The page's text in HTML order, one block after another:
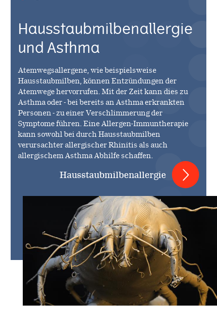
Hausstaubmilbenallergie
und Asthma
Atemwegsallergene, wie beispielsweise
Hausstaubmilben, können Entzündungen der
Atemwege hervorrufen. Mit der Zeit kann dies zu
Asthma oder - bei bereits an Asthma erkrankten
Personen - zu einer Verschlimmerung der
Symptome führen. Eine Allergen-Immuntherapie
kann sowohl bei durch Hausstaubmilben
verursachter allergischer Rhinitis als auch
allergischem Asthma Abhilfe schaffen.
Hausstaubmilbenallergie